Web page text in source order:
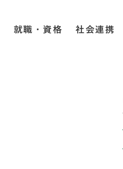
就職・資格 社会連携